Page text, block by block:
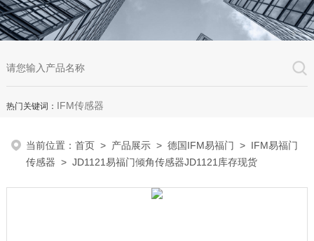
热门关键词： IFM传感器
当前位置：首页 > 产品展示 >德国IFM易福门 > IFM易福门
传感器 > JD1121易福门倾角传感器JD1121库存现货